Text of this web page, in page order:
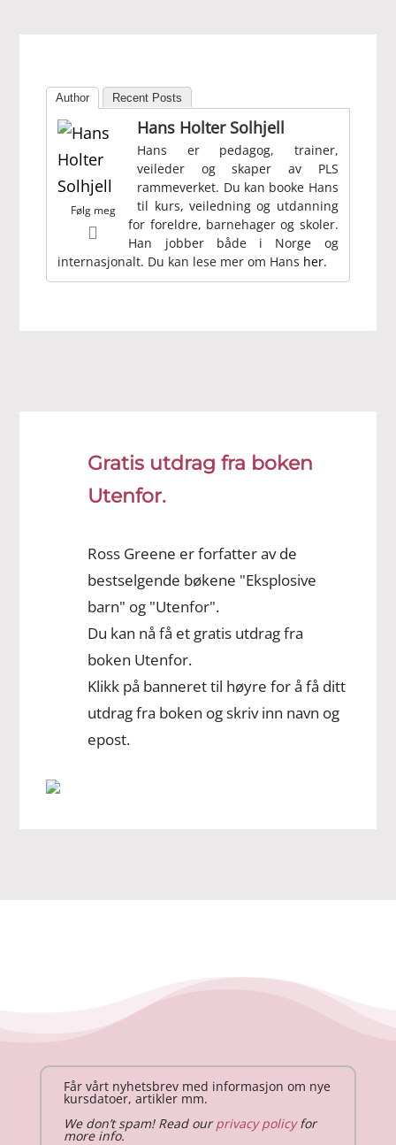
Author Recent Posts
Følg meg
Hans Holter Solhjell
Hans er pedagog, trainer,
veileder og skaper av PLS
rammeverket. Du kan booke Hans
til kurs, veiledning og utdanning
for foreldre, barnehager og skoler.
Han jobber både i Norge og
internasjonalt. Du kan lese mer om Hans her.
Gratis utdrag fra boken
Utenfor.
Ross Greene er forfatter av de
bestselgende bøkene "Eksplosive
barn" og "Utenfor".
Du kan nå få et gratis utdrag fra
boken Utenfor.
Klikk på banneret til høyre for å få ditt
utdrag fra boken og skriv inn navn og
epost.
Får vårt nyhetsbrev med informasjon om nye
kursdatoer, artikler mm.
We don’t spam! Read ourprivacy policyfor
more info.